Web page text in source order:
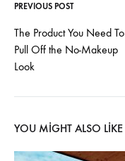
Post
navigation
PREVIOUS POST
The Product You Need To
Pull Off the No-Makeup
Look
YOU MIGHT ALSO LIKE